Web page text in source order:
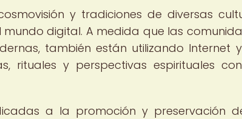
y tradiciones de diversas
digital. A medida que las
también están utilizando Internet
rituales y perspectivas espirituales
a la promoción y preservación